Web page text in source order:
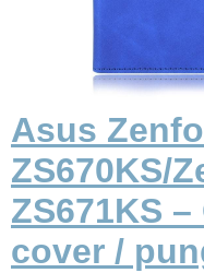
Asus
ZS670KS/
ZS671KS
cover /